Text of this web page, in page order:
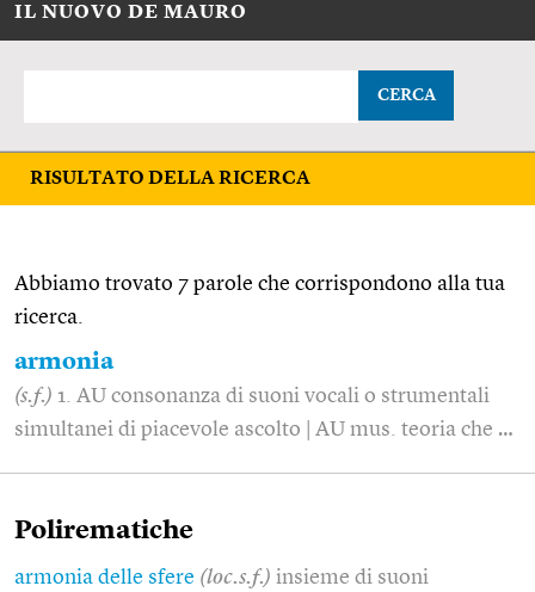
IL NUOVO DE MAURO
CERCA
RISULTATO DELLA RICERCA
Abbiamo trovato 7 parole che corrispondono alla tua
ricerca.
armonia
(s.f.) 1. AU consonanza di suoni vocali o strumentali
simultanei di piacevole ascolto | AU mus. teoria che …
Polirematiche
armonia delle sfere (loc.s.f.) insieme di suoni